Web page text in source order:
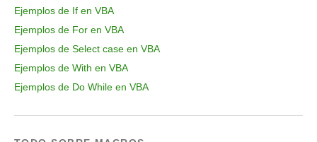
Ejemplos de If en VBA
Ejemplos de For en VBA
Ejemplos de Select case en VBA
Ejemplos de With en VBA
Ejemplos de Do While en VBA